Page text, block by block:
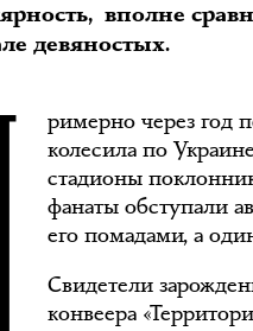
вполне
девяностых.
римерно через год
колесила по
стадионы
фанаты обступали
его помадами, а
Свидетели
конвеера